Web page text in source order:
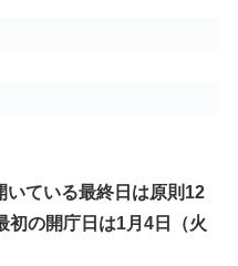
いている最終日は原則12
初の開庁日は1月4日（火